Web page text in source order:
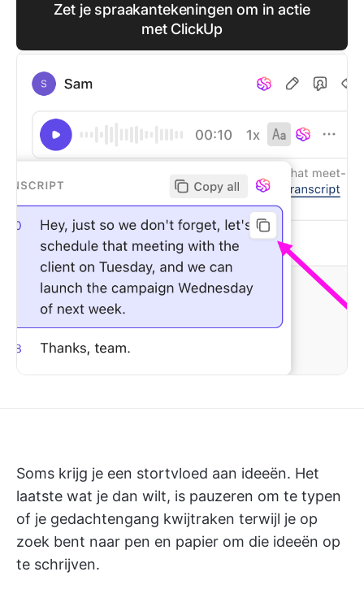
Zet je spraakantekeningen om in actie
met ClickUp
Soms krijg je een stortvloed aan ideeën. Het
laatste wat je dan wilt, is pauzeren om te typen
of je gedachtengang kwijtraken terwijl je op
zoek bent naar pen en papier om die ideeën op
te schrijven.